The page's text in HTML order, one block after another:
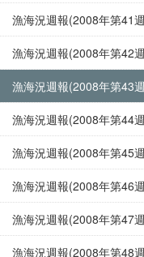
漁海況週報(2008年第41
漁海況週報(2008年第42
漁海況週報(2008年第43
漁海況週報(2008年第44
漁海況週報(2008年第45
漁海況週報(2008年第46
漁海況週報(2008年第47
漁海況週報(2008年第48